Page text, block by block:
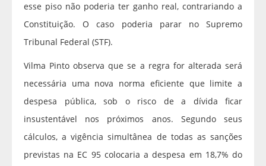
esse piso não poderia ter ganho real, contrariando a
Constituição. O caso poderia parar no Supremo
Tribunal Federal (STF).
Vilma Pinto observa que se a regra for alterada será
necessária uma nova norma eficiente que limite a
despesa pública, sob o risco de a dívida ficar
insustentável nos próximos anos. Segundo seus
cálculos, a vigência simultânea de todas as sanções
previstas na EC 95 colocaria a despesa em 18,7% do